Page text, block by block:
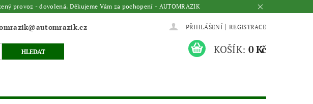
provoz - dovolená. Děkujeme Vám za pochopení - AUTOMRAZIK
PŘIHLÁŠENÍ | REGISTRACE
KOŠÍK: 0 Kč